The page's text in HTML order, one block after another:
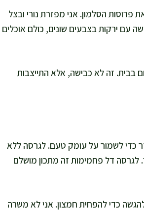
הסלמון. אני מפזרת נורי ובצל
עם ירקות בצבעים שונים, כולם אוכלים
במיוחד אם חם בבית. זה לא כבישה, אלא התייצבות
כדי לשמור על עומק טעם. לגרסה ללא
לגרסה דל פחמימות זה מתכון מושלם
כדי להפחית חמצון. אני לא משרה